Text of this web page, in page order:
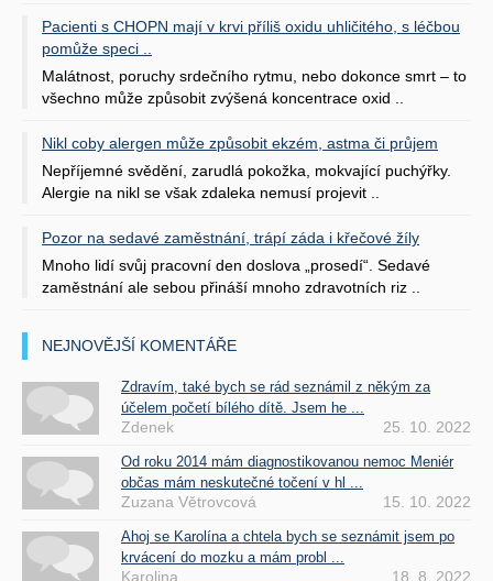
Pacienti s CHOPN mají v krvi příliš oxidu uhličitého, s léčbou
pomůže speci ..
Malátnost, poruchy srdečního rytmu, nebo dokonce smrt – to
všechno může způsobit zvýšená koncentrace oxid ..
Nikl coby alergen může způsobit ekzém, astma či průjem
Nepříjemné svědění, zarudlá pokožka, mokvající puchýřky.
Alergie na nikl se však zdaleka nemusí projevit ..
Pozor na sedavé zaměstnání, trápí záda i křečové žíly
Mnoho lidí svůj pracovní den doslova „prosedí“. Sedavé
zaměstnání ale sebou přináší mnoho zdravotních riz ..
NEJNOVĚJŠÍ KOMENTÁŘE
Zdravím, také bych se rád seznámil z někým za
účelem početí bílého dítě. Jsem he ...
Zdenek 25. 10. 2022
Od roku 2014 mám diagnostikovanou nemoc Meniér
občas mám neskutečné točení v hl ...
Zuzana Větrovcová 15. 10. 2022
Ahoj se Karolína a chtela bych se seznámit jsem po
krvácení do mozku a mám probl ...
Karolina 18. 8. 2022